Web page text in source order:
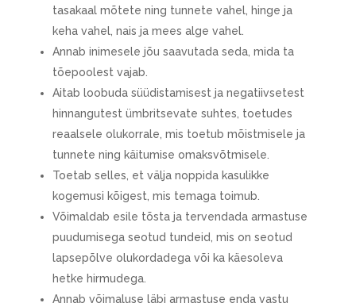
tasakaal mõtete ning tunnete vahel, hinge ja
keha vahel, nais ja mees alge vahel.
Annab inimesele jõu saavutada seda, mida ta
tõepoolest vajab.
Aitab loobuda süüdistamisest ja negatiivsetest
hinnangutest ümbritsevate suhtes, toetudes
reaalsele olukorrale, mis toetub mõistmisele ja
tunnete ning käitumise omaksvõtmisele.
Toetab selles, et välja noppida kasulikke
kogemusi kõigest, mis temaga toimub.
Võimaldab esile tõsta ja tervendada armastuse
puudumisega seotud tundeid, mis on seotud
lapsepõlve olukordadega või ka käesoleva
hetke hirmudega.
Annab võimaluse läbi armastuse enda vastu